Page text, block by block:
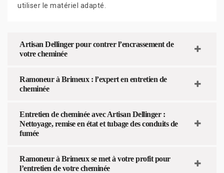
utiliser le matériel adapté.
Artisan Dellinger pour contrer l’encrassement de
votre cheminée
Ramoneur à Brimeux : l’expert en entretien de
cheminée
Entretien de cheminée avec Artisan Dellinger :
Nettoyage, remise en état et tubage des conduits de
fumée
Ramoneur à Brimeux se met à votre profit pour
l’entretien de votre cheminée